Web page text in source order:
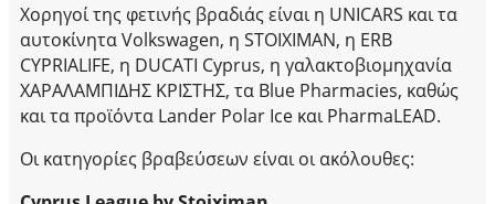
Χορηγοί της φετινής βραδιάς είναι η UNICARS και τα
αυτοκίνητα Volkswagen, η STOIXIMAN, η ERB
CYPRIALIFE, η DUCATI Cyprus, η γαλακτοβιομηχανία
ΧΑΡΑΛΑΜΠΙΔΗΣ ΚΡΙΣΤΗΣ, τα Blue Pharmacies, καθώς
και τα προϊόντα Lander Polar Ice και PharmaLEAD.
Οι κατηγορίες βραβεύσεων είναι οι ακόλουθες: